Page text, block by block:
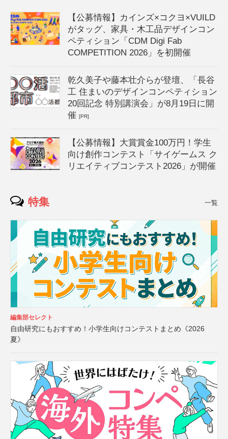
【公募情報】カインズ×コクヨ×VUILD
がタッグ、家具・木工品デザインコン
ペティション「CDM Digi Fab
COMPETITION 2026」を初開催
乾久美子や藤本壮介らが登壇、「長谷
工 住まいのデザインコンペティション
20回記念 特別講演会」が8月19日に開
催[PR]
【公募情報】大賞賞金100万円！学生
向け創作コンテスト「サイゲームス ク
リエイティブコンテスト2026」が開催
特集 一覧
編集部セレクト
自由研究にもおすすめ！小学生向けコンテストまとめ《2026
夏》